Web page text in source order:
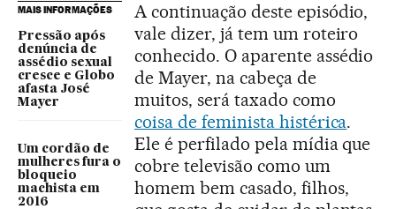
MAIS INFORMAÇÕES
Pressão após
denúncia de
assédio sexual
cresce e Globo
afasta José
Mayer
Um cordão de
mulheres fura o
bloqueio
machista em
2016
A continuação deste episódio,
vale dizer, já tem um roteiro
conhecido. O aparente assédio
de Mayer, na cabeça de
muitos, será taxado como
coisa de feminista histérica.
Ele é perfilado pela mídia que
cobre televisão como um
homem bem casado, filhos,